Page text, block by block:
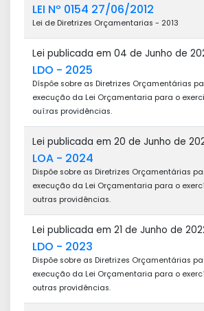
LEI Nº 0154 27/06/2012
Lei de Diretrizes Orçamentarias - 2013
Lei publicada em 04 de Junho de
LDO - 2025
Díspõe sobre as Diretrizes Orçamentárias
execução da Lei Orçamentaria para o
ouí:ras providências.
Lei publicada em 20 de Junho de
LOA - 2024
Dispõe sobre as Diretrizes Orçamentárias
execução da Lei Orçamentaria para o
outras providências.
Lei publicada em 21 de Junho de
LDO - 2023
Dispõe sobre as Diretrizes Orçamentárias
execução da Lei Orçamentaria para o
outras providências.